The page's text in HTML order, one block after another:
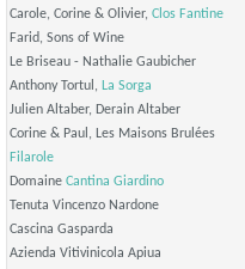
Carole, Corine & Olivier, Clos Fantine
Farid, Sons of Wine
Le Briseau - Nathalie Gaubicher
Anthony Tortul, La Sorga
Julien Altaber, Derain Altaber
Corine & Paul, Les Maisons Brulées
Filarole
Domaine Cantina Giardino
Tenuta Vincenzo Nardone
Cascina Gasparda
Azienda Vitivinicola Apiua